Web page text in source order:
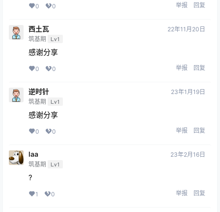
0 0 举报 回复
西土瓦
筑基期 Lv1
22年11月20日
感谢分享
0 0 举报 回复
逆时针
筑基期 Lv1
23年1月19日
感谢分享
0 0 举报 回复
laa
筑基期 Lv1
23年2月16日
?
1 0 举报 回复